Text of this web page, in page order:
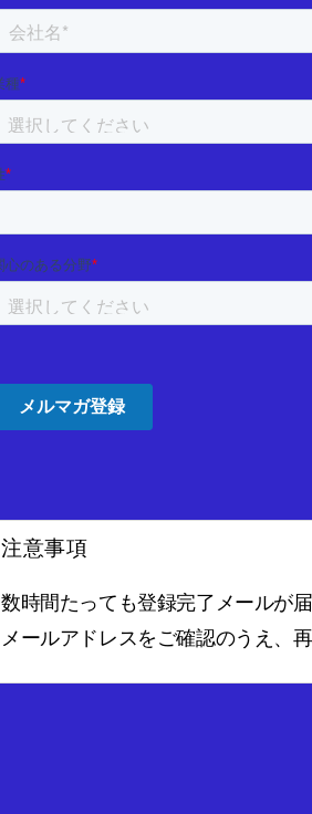
注意事項
数時間たっても登録完了メールが
メールアドレスをご確認のうえ、